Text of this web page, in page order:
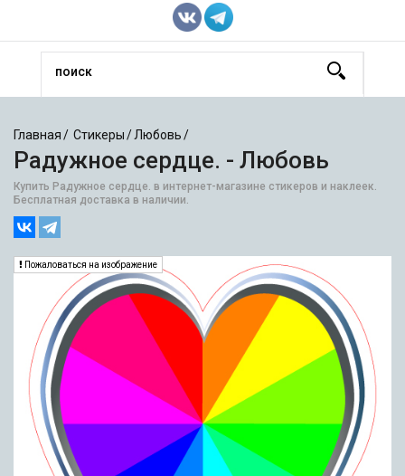
Главная Стикеры Любовь
Радужное сердце. - Любовь
Купить Радужное сердце. в интернет-магазине стикеров и наклеек.
Бесплатная доставка в наличии.
Пожаловаться на изображение